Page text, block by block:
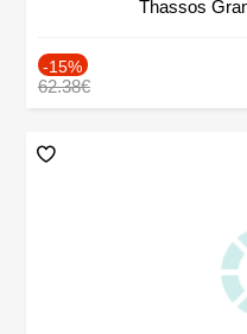
Thassos
-15%
62.38€